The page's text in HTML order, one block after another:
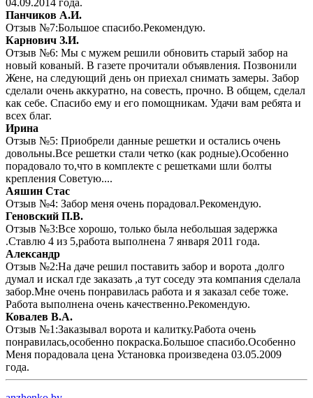
04.09.2014 года.
Панчиков А.И.
Отзыв №7:Большое спасибо.Рекомендую.
Карнович З.И.
Отзыв №6: Мы с мужем решили обновить старый забор на
новый кованый. В газете прочитали объявления. Позвонили
Жене, на следующий день он приехал снимать замеры. Забор
сделали очень аккуратно, на совесть, прочно. В общем, сделал
как себе. Спасибо ему и его помощникам. Удачи вам ребята и
всех благ.
Ирина
Отзыв №5: Приобрели данные решетки и остались очень
довольны.Все решетки стали четко (как родные).Особенно
порадовало то,что в комплекте с решетками шли болты
крепления Советую....
Аяшин Стас
Отзыв №4: Забор меня очень порадовал.Рекомендую.
Геновский П.В.
Отзыв №3:Все хорошо, только была небольшая задержка
.Ставлю 4 из 5,работа выполнена 7 января 2011 года.
Александр
Отзыв №2:На даче решил поставить забор и ворота ,долго
думал и искал где заказать ,а тут соседу эта компания сделала
забор.Мне очень понравилась работа и я заказал себе тоже.
Работа выполнена очень качественно.Рекомендую.
Ковалев В.А.
Отзыв №1:Заказывал ворота и калитку.Работа очень
понравилась,особенно покраска.Большое спасибо.Особенно
Меня порадовала цена Установка произведена 03.05.2009
года.